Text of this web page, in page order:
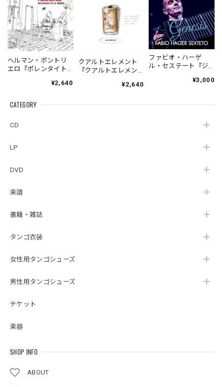
CATEGORY
CD
LP
DVD
楽譜
書籍・雑誌
タンゴ衣装
女性用タンゴシューズ
男性用タンゴシューズ
チケット
楽器
SHOP INFO
ABOUT
ヘルマン・ポントリ
エロ『ポレンタイト
Pontoriero『POLENT
la Ribera』
¥2,640
クアルトエレメント
『クアルトエレメン
Cuartoelemento『Cu
（007RECORDS-27）
¥2,640
ファビオ・ハーゲ
ル・セステート『ジ
¥3,000